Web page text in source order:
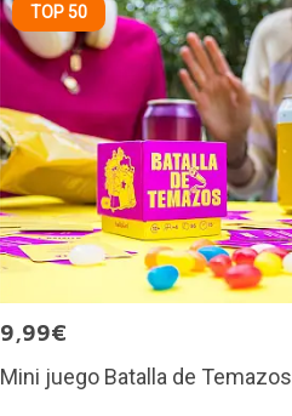
TOP 50
9,99€
Mini juego Batalla de Temazos